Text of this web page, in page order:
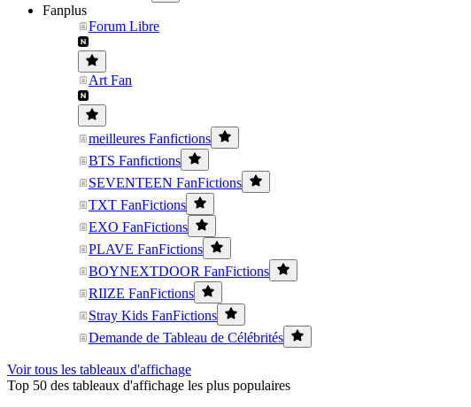
Fanplus
Forum Libre
Art Fan
meilleures Fanfictions
BTS Fanfictions
SEVENTEEN FanFictions
TXT FanFictions
EXO FanFictions
PLAVE FanFictions
BOYNEXTDOOR FanFictions
RIIZE FanFictions
Stray Kids FanFictions
Demande de Tableau de Célébrités
Voir tous les tableaux d'affichage
Top 50 des tableaux d'affichage les plus populaires